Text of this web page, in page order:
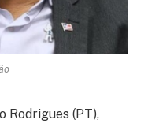
Rodrigues (PT),